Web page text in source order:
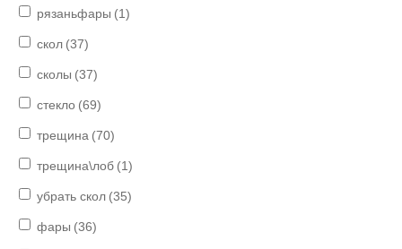
рязаньфары (1)
скол (37)
сколы (37)
стекло (69)
трещина (70)
трещина\лоб (1)
убрать скол (35)
фары (36)